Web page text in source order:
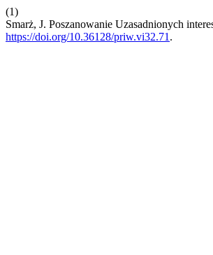
(1)
Smarż, J. Poszanowanie Uzasadnionych
https://doi.org/10.36128/priw.vi32.71 .